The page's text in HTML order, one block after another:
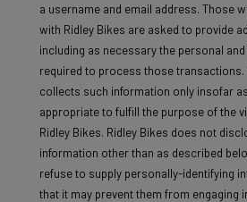
a username and email address. Those
with Ridley Bikes are asked to provide
including as necessary the personal
required to process those transactions.
collects such information only insofar
appropriate to fulfill the purpose of the
Ridley Bikes. Ridley Bikes does not
information other than as described
refuse to supply personally-identifying
that it may prevent them from engaging